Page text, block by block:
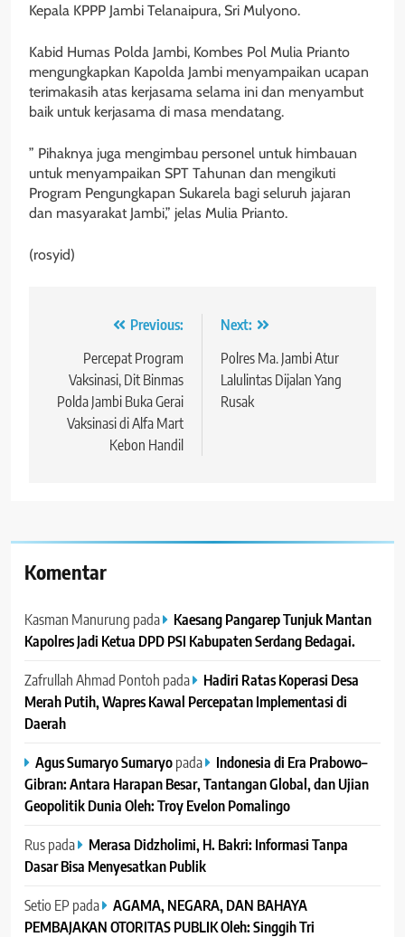
Kepala KPPP Jambi Telanaipura, Sri Mulyono.
Kabid Humas Polda Jambi, Kombes Pol Mulia Prianto
mengungkapkan Kapolda Jambi menyampaikan ucapan
terimakasih atas kerjasama selama ini dan menyambut
baik untuk kerjasama di masa mendatang.
” Pihaknya juga mengimbau personel untuk himbauan
untuk menyampaikan SPT Tahunan dan mengikuti
Program Pengungkapan Sukarela bagi seluruh jajaran
dan masyarakat Jambi,” jelas Mulia Prianto.
(rosyid)
Navigasi Previous:
Percepat Program
Vaksinasi, Dit Binmas
Polda Jambi Buka Gerai
Vaksinasi di Alfa Mart
Kebon Handil
Next:
Polres Ma. Jambi Atur
Lalulintas Dijalan Yang
Rusak
Komentar
Kasman Manurung pada
Kaesang Pangarep Tunjuk Mantan
Kapolres Jadi Ketua DPD PSI Kabupaten Serdang Bedagai. ‎ ‎
Zafrullah Ahmad Pontoh pada
Hadiri Ratas Koperasi Desa
Merah Putih, Wapres Kawal Percepatan Implementasi di
Daerah
Agus Sumaryo Sumaryopada
Indonesia di Era Prabowo–
Gibran: Antara Harapan Besar, Tantangan Global, dan Ujian
Geopolitik Dunia Oleh: Troy Evelon Pomalingo
Ruspada
Merasa Didzholimi, H. Bakri: Informasi Tanpa
Dasar Bisa Menyesatkan Publik
Setio EP pada
AGAMA, NEGARA, DAN BAHAYA
PEMBAJAKAN OTORITAS PUBLIK Oleh: Singgih Tri